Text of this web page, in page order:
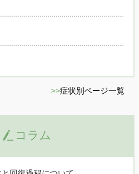
>>症状別ページ一覧
コラム